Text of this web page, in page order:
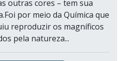
outras cores – tem sua
por meio da Química que
reproduzir os magníficos
pela natureza...